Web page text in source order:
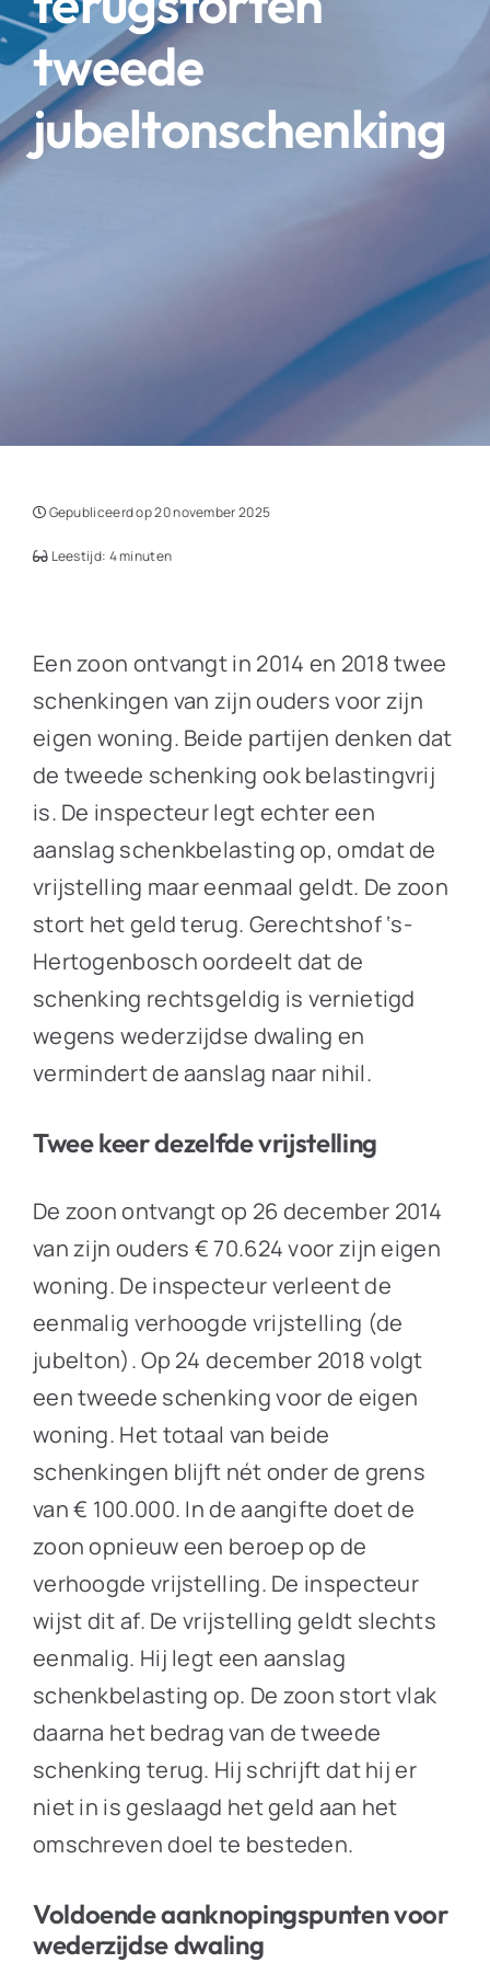
tweede
jubeltonschenking
Gepubliceerd op 20 november 2025
Leestijd: 4 minuten
Een zoon ontvangt in 2014 en 2018 twee
schenkingen van zijn ouders voor zijn
eigen woning. Beide partijen denken dat
de tweede schenking ook belastingvrij
is. De inspecteur legt echter een
aanslag schenkbelasting op, omdat de
vrijstelling maar eenmaal geldt. De zoon
stort het geld terug. Gerechtshof ‘s-
Hertogenbosch oordeelt dat de
schenking rechtsgeldig is vernietigd
wegens wederzijdse dwaling en
vermindert de aanslag naar nihil.
Twee keer dezelfde vrijstelling
De zoon ontvangt op 26 december 2014
van zijn ouders € 70.624 voor zijn eigen
woning. De inspecteur verleent de
eenmalig verhoogde vrijstelling (de
jubelton). Op 24 december 2018 volgt
een tweede schenking voor de eigen
woning. Het totaal van beide
schenkingen blijft nét onder de grens
van € 100.000. In de aangifte doet de
zoon opnieuw een beroep op de
verhoogde vrijstelling. De inspecteur
wijst dit af. De vrijstelling geldt slechts
eenmalig. Hij legt een aanslag
schenkbelasting op. De zoon stort vlak
daarna het bedrag van de tweede
schenking terug. Hij schrijft dat hij er
niet in is geslaagd het geld aan het
omschreven doel te besteden.
Voldoende aanknopingspunten voor
wederzijdse dwaling